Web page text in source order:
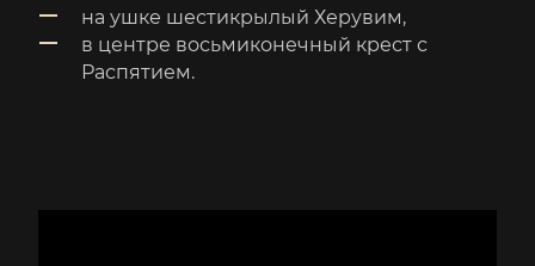
на ушке шестикрылый Херувим,
в центре восьмиконечный крест с
Распятием.